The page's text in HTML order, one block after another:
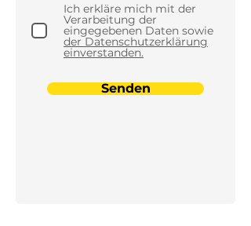
Ich erkläre mich mit der
Verarbeitung der
eingegebenen Daten sowie
der Datenschutzerklärung
einverstanden.
Senden